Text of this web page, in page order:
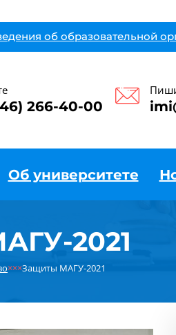
об образовательной
266-40-00
Об университете
2021
×××Защиты МАГУ-2021